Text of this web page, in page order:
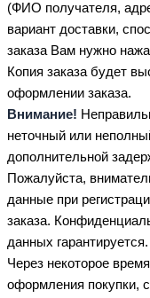
(ФИО получателя,
вариант доставки,
заказа Вам нужно
Копия заказа будет
оформлении заказа.
Внимание!
неточный или
дополнительной
Пожалуйста,
данные при
заказа.
данных гарантируется.
Через некоторое
оформления покупки,